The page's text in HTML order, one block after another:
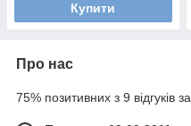
Купити
Про нас
75% позитивних з 9 відгуків за